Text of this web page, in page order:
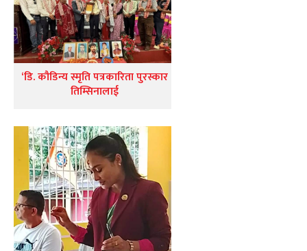
‘डि. कौडिन्य स्मृति पत्रकारिता पुरस्कार
तिम्सिनालाई